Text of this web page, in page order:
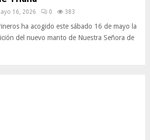
16, 2026 0 383
ha acogido este sábado 16 de mayo la
del nuevo manto de Nuestra Señora de